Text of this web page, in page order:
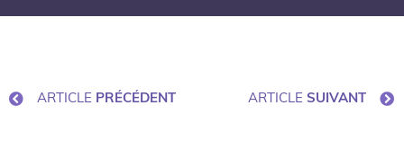
ARTICLE PRÉCÉDENT ARTICLE SUIVANT